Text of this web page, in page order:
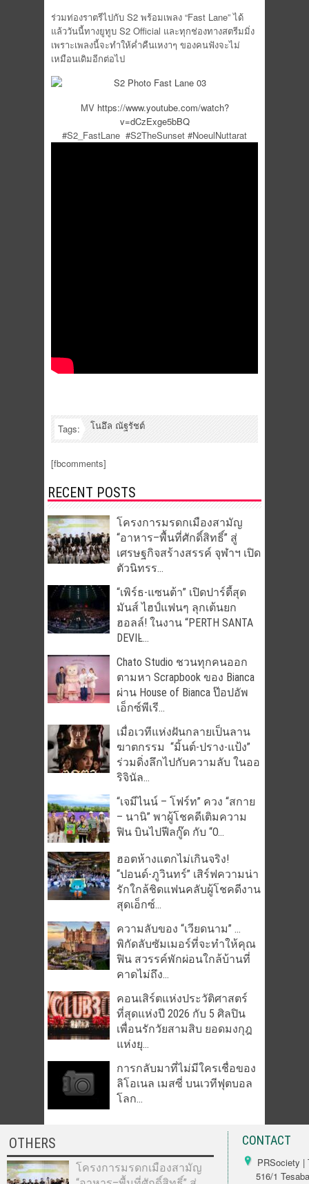
ร่วมท่องราตรีไปกับ S2 พร้อมเพลง “Fast Lane” ได้
แล้ววันนี้ทางยูทูบ S2 Official และทุกช่องทางสตรีมมิ่ง
เพราะเพลงนี้จะทำให้ค่ำคืนเหงาๆ ของคนฟังจะไม่
เหมือนเดิมอีกต่อไป
MV https://www.youtube.com/watch?
v=dCzExge5bBQ
#S2_FastLane #S2TheSunset #NoeulNuttarat
Tags: โนอึล ณัฐรัชต์
[fbcomments]
RECENT POSTS
โครงการมรดกเมืองสามัญ
“อาหาร–พื้นที่ศักดิ์สิทธิ์” สู่
เศรษฐกิจสร้างสรรค์ จุฬาฯ เปิด
ตัวนิทรร...
“เพิร์ธ-แซนต้า” เปิดปาร์ตี้สุด
มันส์ ไฮป์แฟนๆ ลุกเต้นยก
ฮอลล์! ในงาน “PERTH SANTA
DEVIL̵...
Chato Studio ชวนทุกคนออก
ตามหา Scrapbook ของ Bianca
ผ่าน House of Bianca ป๊อปอัพ
เอ็กซ์พีเรี...
เมื่อเวทีแห่งฝันกลายเป็นลาน
ฆาตกรรม “มิ้นต์-ปราง-แป้ง”
ร่วมดิ่งลึกไปกับความลับ ในออ
ริจินัล...
“เจมีไนน์ – โฟร์ท” ควง “สกาย
– นานิ” พาผู้โชคดีเติมความ
ฟิน บินไปฟีลกู๊ด กับ “O...
ฮอตห้างแตกไม่เกินจริง!
“ปอนด์-ภูวินทร์” เสิร์ฟความน่า
รักใกล้ชิดแฟนคลับผู้โชคดีงาน
สุดเอ็กซ์...
ความลับของ “เวียดนาม” …
พิกัดลับซัมเมอร์ที่จะทำให้คุณ
ฟิน สวรรค์พักผ่อนใกล้บ้านที่
คาดไม่ถึง...
คอนเสิร์ตแห่งประวัติศาสตร์
ที่สุดแห่งปี 2026 กับ 5 ศิลปิน
เพื่อนรักวัยสามสิบ ยอดมงกุฎ
แห่งยุ...
การกลับมาที่ไม่มีใครเชื่อของ
ลิโอเนล เมสซี่ บนเวทีฟุตบอล
โลก...
OTHERS
โครงการมรดกเมืองสามัญ
CONTACT
PRSociety |
516/1